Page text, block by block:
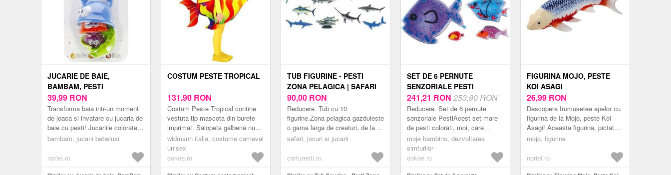
JUCARIE DE BAIE,
BAMBAM, PESTI
39,99 RON
Transforma baia intr-un moment
de joaca si invatare cu jucaria de
baie cu pesti! Jucariile colorate in
forma de pestisor, fiecare intr-o
bambam, jucarii bebelusi
noriel.ro
COSTUM PESTE TROPICAL
131,90 RON
Costum Peste Tropical contine
vestuta tip mascota din burete
imprimat. Salopeta galbena nu
este inclusa. Marimea disponibila
este pentru 4-7 ani (1...
widmann italia, costume carnaval
unisex
ookee.ro
TUB FIGURINE - PESTI
ZONA PELAGICA | SAFARI
90,00 RON
Reducere. Tub cu 10
figurine.Zona pelagica gazduieste
o gama larga de creaturi, de la
fitoplancton, pana la pestii mici
pradatori d...
safari, jocuri si jucarii
carturesti.ro
SET DE 6 PERNUTE
SENZORIALE PESTI
241,21 RON 253,90 RON
Reducere. Set de 6 pernute
senzoriale PestiAcest set mare
de pesti colorati, moi, care
stralucesc frumos, ii va fascina
pe copii si ii va incuraja sa se
joac...
moje bambino, dezvoltarea
simturilor
ookee.ro
FIGURINA MOJO, PESTE
KOI ASAGI
26,99 RON
Descopera frumusetea apelor cu
figurina de la Mojo, peste Koi
Asagi! Aceasta figurina, pictata
manual, surprinde cu fidelitate
mojo, figurine
noriel.ro